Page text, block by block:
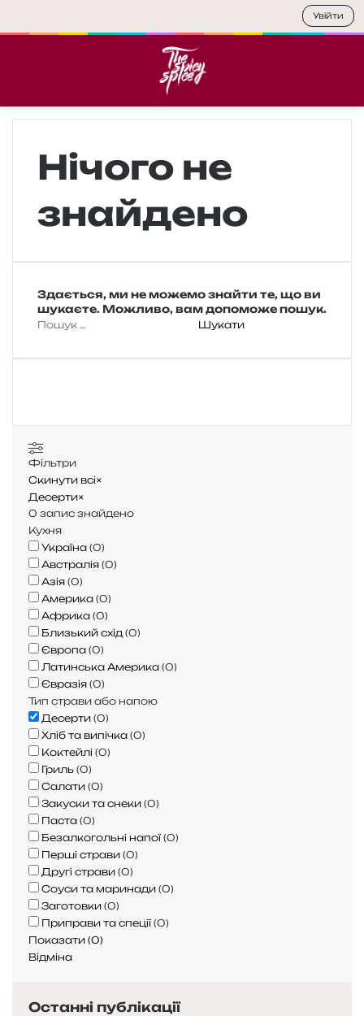
Нічого не
знайдено
Здається, ми не можемо знайти те, що ви
шукаєте. Можливо, вам допоможе пошук.
П
ш
Фільтри
Скинути всі×
Десерти×
0 запис знайдено
Кухня
Україна (0)
Австралія (0)
Азія (0)
Америка (0)
Африка (0)
Близький схід (0)
Європа (0)
Латинська Америка (0)
Євразія (0)
Тип страви або напою
Десерти (0)
Хліб та випічка (0)
Коктейлі (0)
Гриль (0)
Салати (0)
Закуски та снеки (0)
Паста (0)
Безалкогольні напої (0)
Перші страви (0)
Другі страви (0)
Соуси та маринади (0)
Заготовки (0)
Приправи та спеції (0)
Показати (0)
Відміна
Останні публікації
Увійти